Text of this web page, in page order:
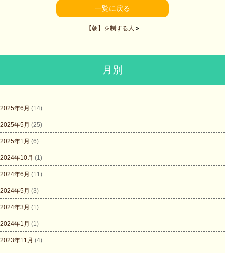
一覧に戻る
【朝】を制する人 »
月別
2025年6月 (14)
2025年5月 (25)
2025年1月 (6)
2024年10月 (1)
2024年6月 (11)
2024年5月 (3)
2024年3月 (1)
2024年1月 (1)
2023年11月 (4)